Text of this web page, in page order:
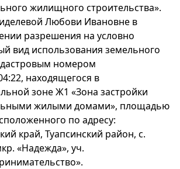
жилищного строительства».
Любови Ивановне в
разрешения на условно
вид использования земельного
номером
находящегося в
зоне Ж1 «Зона застройки
жилыми домами», площадью
по адресу:
край, Туапсинский район, с.
«Надежда», уч.